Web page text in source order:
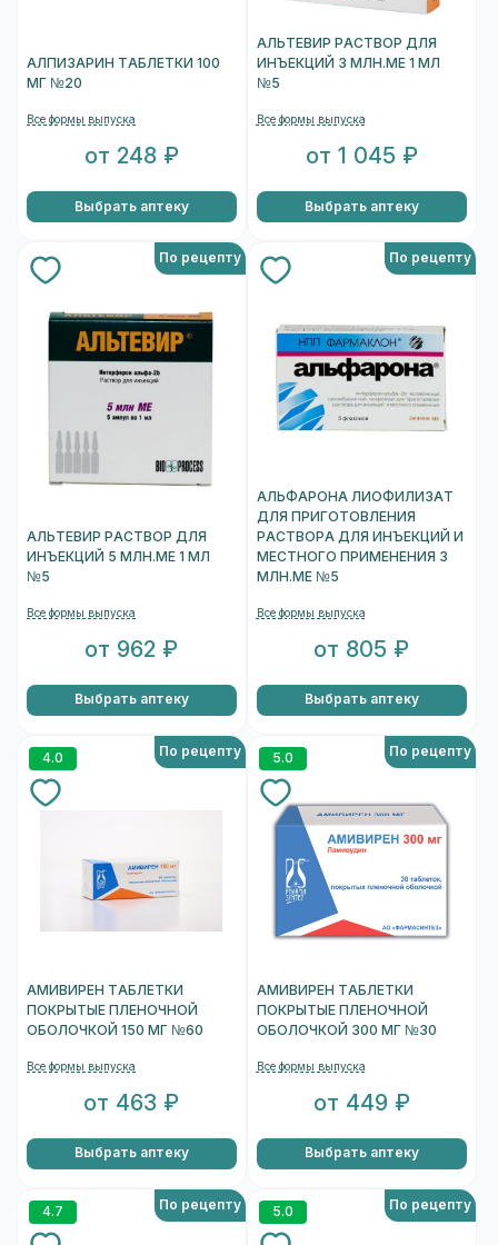
АЛПИЗАРИН ТАБЛЕТКИ 100
МГ №20
Все формы выпуска
от 248 ₽
Выбрать аптеку
АЛЬТЕВИР РАСТВОР ДЛЯ
ИНЪЕКЦИЙ 3 МЛН.МЕ 1 МЛ
№5
Все формы выпуска
от 1 045 ₽
Выбрать аптеку
По рецепту
АЛЬТЕВИР РАСТВОР ДЛЯ
ИНЪЕКЦИЙ 5 МЛН.МЕ 1 МЛ
№5
Все формы выпуска
от 962 ₽
Выбрать аптеку
По рецепту
АЛЬФАРОНА ЛИОФИЛИЗАТ
ДЛЯ ПРИГОТОВЛЕНИЯ
РАСТВОРА ДЛЯ ИНЪЕКЦИЙ И
МЕСТНОГО ПРИМЕНЕНИЯ 3
МЛН.МЕ №5
Все формы выпуска
от 805 ₽
Выбрать аптеку
4.0 По рецепту
АМИВИРЕН ТАБЛЕТКИ
ПОКРЫТЫЕ ПЛЕНОЧНОЙ
ОБОЛОЧКОЙ 150 МГ №60
Все формы выпуска
от 463 ₽
Выбрать аптеку
5.0 По рецепту
АМИВИРЕН ТАБЛЕТКИ
ПОКРЫТЫЕ ПЛЕНОЧНОЙ
ОБОЛОЧКОЙ 300 МГ №30
Все формы выпуска
от 449 ₽
Выбрать аптеку
4.7 По рецепту 5.0 По рецепту